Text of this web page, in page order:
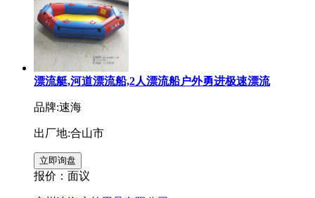
漂流艇,河道漂流船,2人漂流船户外勇进极速漂流
品牌:速海
出厂地:合山市
报价： 面议